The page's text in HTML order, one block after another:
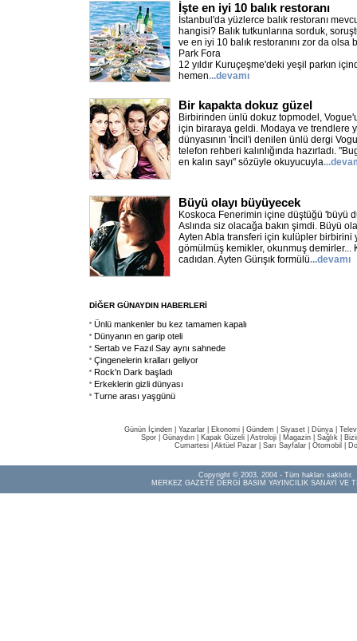
İşte en iyi 10 balık restoranı
İstanbul'da yüzlerce balık restoranı
hangisi? Balık tutkunlarına sorduk,
ve en iyi 10 balık restoranını zor da
Park Fora
12 yıldır Kuruçeşme'deki yeşil parkın
hemen...devamı
Bir kapakta dokuz güzel
Birbirinden ünlü dokuz topmodel,
için biraraya geldi. Modaya ve trendlere
dünyasının 'İncil'i denilen ünlü dergi
telefon rehberi kalınlığında hazırladı.
en kalın sayı" sözüyle okuyucuyla
Büyü olayı büyüyecek
Koskoca Fenerimin içine düştüğü 'büyü
Aslında siz olacağa bakın şimdi. Büyü
Ayten Abla transferi için kulüpler birbirini
gömülmüş kemikler, okunmuş demirler...
cadıdan. Ayten Gürışık formülü...devamı
DİĞER GÜNAYDIN HABERLERİ
Ünlü mankenler bu kez tamamen kapalı
Dünyanın en garip oteli
Sertab ve Fazıl Say aynı sahnede
Çingenelerin kralları geliyor
Rock'n Dark başladı
Erkeklerin gizli dünyası
Turne arası yaşgünü
Günün İçinden Yazarlar Ekonomi Gündem Siyaset Dünya |
Spor
Günaydın Kapak Güzeli Astroloji Magazin Sağlık
Cumartesi| Aktüel Pazar| Sarı Sayfalar| Otomobil
Copyright © 2003, 2004 - Tüm hakları saklıdır.
MERKEZ GAZETE DERGİ BASIM YAYINCILIK SANAYİ VE